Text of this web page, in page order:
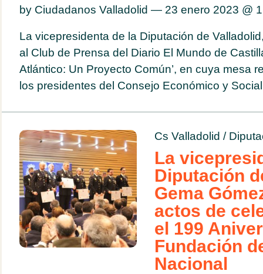
by Ciudadanos Valladolid — 23 enero 2023 @
La vicepresidenta de la Diputación de
al Club de Prensa del Diario El Mundo de
Atlántico: Un Proyecto Común’, en cuya mesa
los presidentes del Consejo Económico y
Cs Valladolid /
La
Diputación
Gema
actos de
el 199
Fundación
Nacional